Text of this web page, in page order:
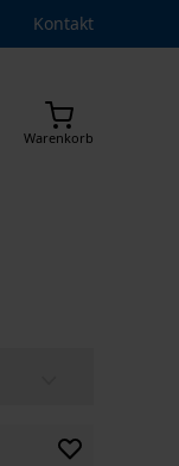
Kontakt
Warenkorb